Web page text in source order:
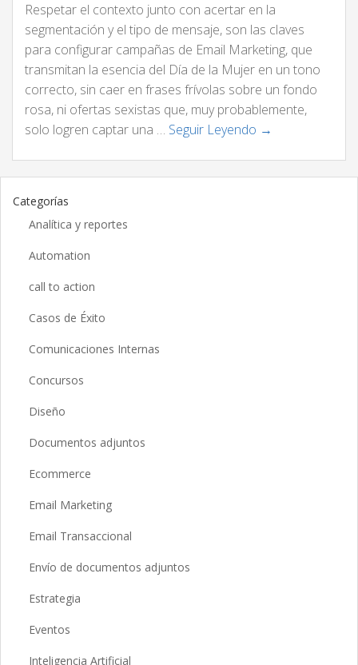
Respetar el contexto junto con acertar en la
segmentación y el tipo de mensaje, son las claves
para configurar campañas de Email Marketing, que
transmitan la esencia del Día de la Mujer en un tono
correcto, sin caer en frases frívolas sobre un fondo
rosa, ni ofertas sexistas que, muy probablemente,
solo logren captar una … Seguir Leyendo →
Categorías
Analítica y reportes
Automation
call to action
Casos de Éxito
Comunicaciones Internas
Concursos
Diseño
Documentos adjuntos
Ecommerce
Email Marketing
Email Transaccional
Envío de documentos adjuntos
Estrategia
Eventos
Inteligencia Artificial